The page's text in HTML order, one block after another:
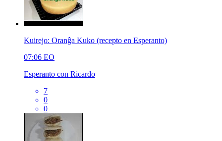
Kuirejo: Oranĝa Kuko (recepto en Esperanto)
07:06 EO
Esperanto con Ricardo
7
0
0